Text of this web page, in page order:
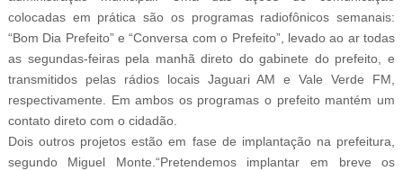
colocadas em prática são os programas radiofônicos semanais:
“Bom Dia Prefeito” e “Conversa com o Prefeito”, levado ao ar todas
as segundas-feiras pela manhã direto do gabinete do prefeito, e
transmitidos pelas rádios locais Jaguari AM e Vale Verde FM,
respectivamente. Em ambos os programas o prefeito mantém um
contato direto com o cidadão.
Dois outros projetos estão em fase de implantação na prefeitura,
segundo Miguel Monte.“Pretendemos implantar em breve os